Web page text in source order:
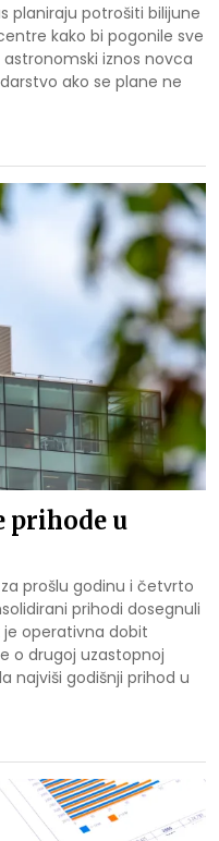
planiraju potrošiti bilijune
kako bi pogonile sve
iznos novca
ako se plane ne
prihode u
prošlu godinu i četvrto
prihodi dosegnuli
je operativna dobit
o drugoj uzastopnoj
najviši godišnji prihod u